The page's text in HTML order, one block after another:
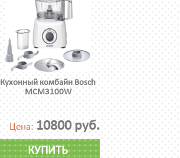
Кухонный комбайн Bosch
MCM3100W
Цена: 10800 руб.
КУПИТЬ